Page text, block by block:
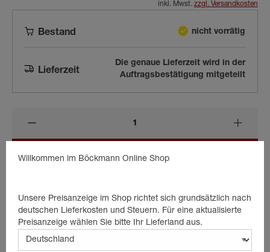
inkl. Mwst. zzgl. Versandkosten
Bestand nicht vorrätig
Lieferzeit
Die genaue Lieferzeit wird in der
Auftragsbestätigung mitgeteilt
In den Warenkorb
Beschreibung
Deichselbügel für Zugdeichsel von Alko.
Willkommen im Böckmann Online Shop
Unsere Preisanzeige im Shop richtet sich grundsätzlich nach
deutschen Lieferkosten und Steuern. Für eine aktualisierte
Preisanzeige wählen Sie bitte Ihr Lieferland aus.